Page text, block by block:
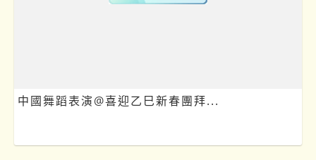
中國舞蹈表演@喜迎乙巳新春團拜...